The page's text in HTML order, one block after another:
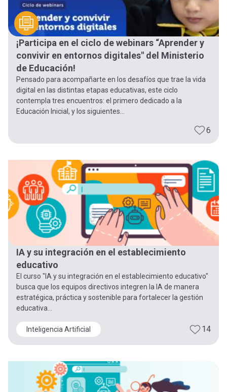
¡Participa en el ciclo de webinars “Aprender y
convivir en entornos digitales" del Ministerio
de Educación!
Pensado para acompañarte en los desafíos que trae la vida
digital en las distintas etapas educativas, este ciclo
contempla tres encuentros: el primero dedicado a la
Educación Inicial, y los siguientes...
6
IA y su integración en el establecimiento
educativo
El curso "IA y su integración en el establecimiento educativo"
busca que los equipos directivos integren la IA de manera
estratégica, práctica y sostenible para fortalecer la gestión
educativa...
Inteligencia Artificial 14